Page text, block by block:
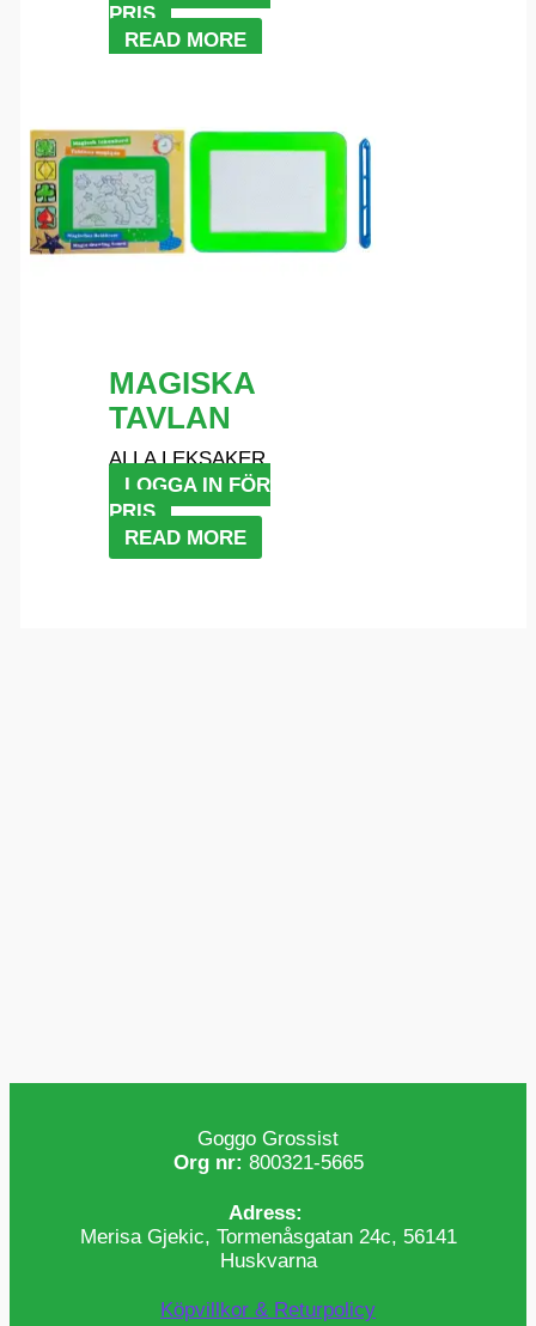
PRIS
READ MORE
MAGISKA
TAVLAN
ALLA LEKSAKER
LOGGA IN FÖR
PRIS
READ MORE
Goggo Grossist
Org nr: 800321-5665
Adress:
Merisa Gjekic, Tormenåsgatan 24c, 56141
Huskvarna
Köpvillkor & Returpolicy